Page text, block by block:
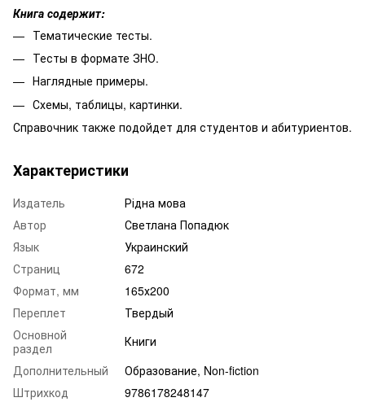
Книга содержит:
Тематические тесты.
Тесты в формате ЗНО.
Наглядные примеры.
Схемы, таблицы, картинки.
Справочник также подойдет для студентов и абитуриентов.
Характеристики
Издатель
Рідна мова
Автор
Светлана Попадюк
Язык
Украинский
Страниц
672
Формат, мм
165х200
Переплет
Твердый
Основной
раздел
Книги
Дополнительный
Образование, Non-fiction
Штрихкод
9786178248147